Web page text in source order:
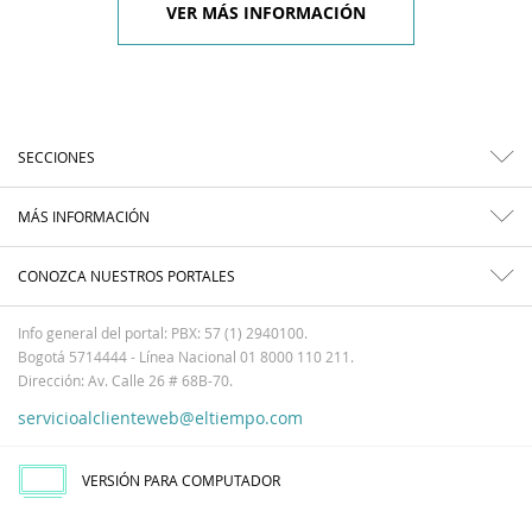
VER MÁS INFORMACIÓN
SECCIONES
MÁS INFORMACIÓN
CONOZCA NUESTROS PORTALES
Info general del portal: PBX: 57 (1) 2940100.
Bogotá 5714444 - Línea Nacional 01 8000 110 211.
Dirección: Av. Calle 26 # 68B-70.
servicioalclienteweb@eltiempo.com
VERSIÓN PARA COMPUTADOR